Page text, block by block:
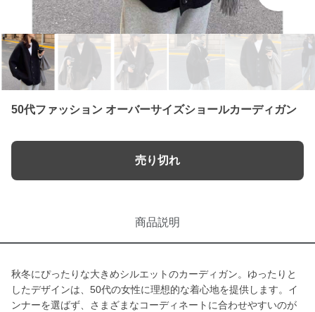
50代ファッション オーバーサイズショールカーディガン
売り切れ
商品説明
秋冬にぴったりな大きめシルエットのカーディガン。ゆったりと
したデザインは、50代の女性に理想的な着心地を提供します。イ
ンナーを選ばず、さまざまなコーディネートに合わせやすいのが